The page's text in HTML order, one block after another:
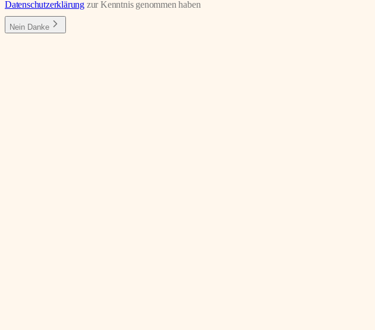
Datenschutzerklärung zur Kenntnis genommen haben
Nein Danke